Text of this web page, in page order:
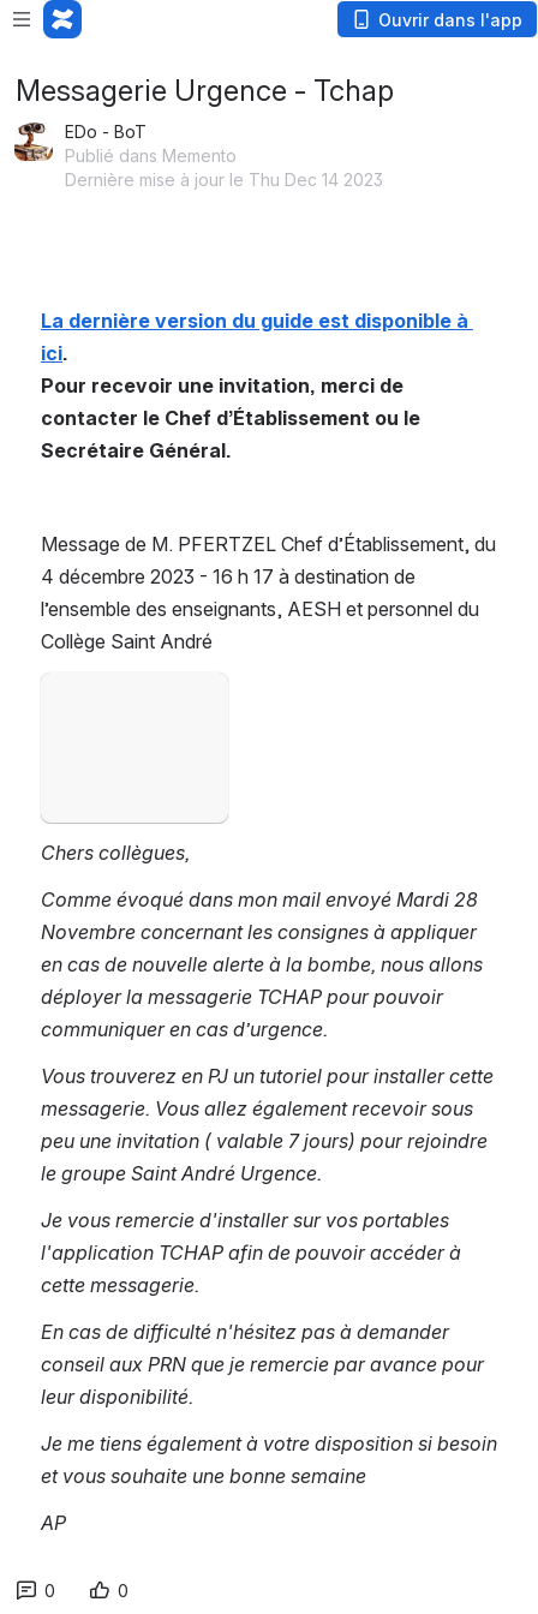
Ouvrir dans l'app
Messagerie Urgence - Tchap
EDo - BoT
Publié dans Memento
Dernière mise à jour le Thu Dec 14 2023
La dernière version du guide est disponible à
ici.
Pour recevoir une invitation, merci de
contacter le Chef d’Établissement ou le
Secrétaire Général.
Message de M. PFERTZEL Chef d’Établissement, du
4 décembre 2023 - 16 h 17 à destination de
l’ensemble des enseignants, AESH et personnel du
Collège Saint André
Chers collègues,
Comme évoqué dans mon mail envoyé Mardi 28
Novembre concernant les consignes à appliquer
en cas de nouvelle alerte à la bombe, nous allons
déployer la messagerie TCHAP pour pouvoir
communiquer en cas d’urgence.
Vous trouverez en PJ un tutoriel pour installer cette
messagerie. Vous allez également recevoir sous
peu une invitation ( valable 7 jours) pour rejoindre
le groupe Saint André Urgence.
Je vous remercie d'installer sur vos portables
l'application TCHAP afin de pouvoir accéder à
cette messagerie.
En cas de difficulté n'hésitez pas à demander
conseil aux PRN que je remercie par avance pour
leur disponibilité.
Je me tiens également à votre disposition si besoin
et vous souhaite une bonne semaine
AP
0 0